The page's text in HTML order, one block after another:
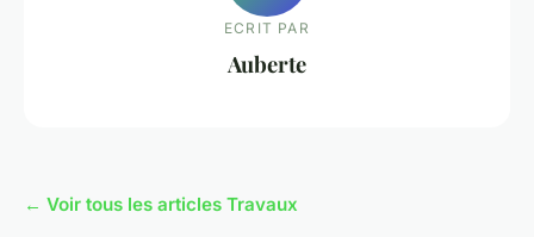
ECRIT PAR
Auberte
← Voir tous les articles Travaux